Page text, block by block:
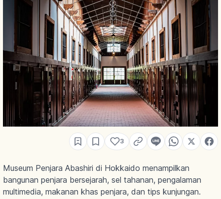
3
Museum Penjara Abashiri di Hokkaido menampilkan
bangunan penjara bersejarah, sel tahanan, pengalaman
multimedia, makanan khas penjara, dan tips kunjungan.